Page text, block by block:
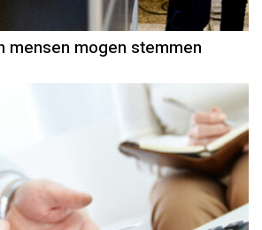
mensen mogen stemmen